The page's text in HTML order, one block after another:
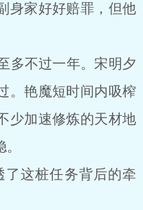
身家好好赔罪，但他
不过一年。宋明夕
。艳魔短时间内吸榨
少加速修炼的天材地
这桩任务背后的牵